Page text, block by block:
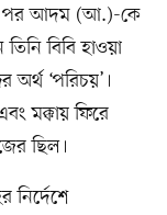
পর আদম (আ.)-কে
বিবি হাওয়া
‘পরিচয়’।
মক্কায় ফিরে
ছিল।